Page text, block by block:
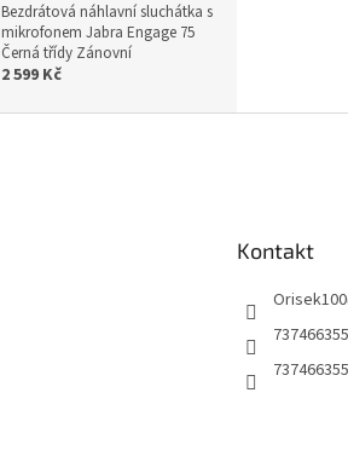
Bezdrátová náhlavní sluchátka s
mikrofonem Jabra Engage 75
Černá třídy Zánovní
2 599 Kč
Kontakt
Orisek100
737466355
737466355